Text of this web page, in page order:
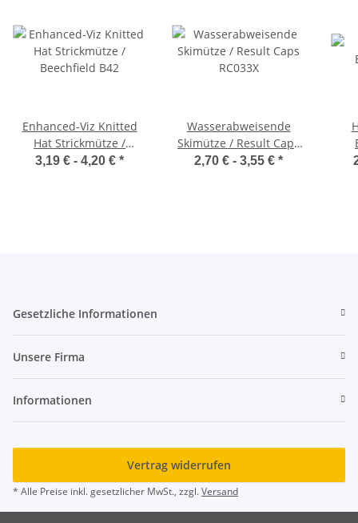
Enhanced-Viz Knitted
Hat Strickmütze /
Beechfield B42
3,19 € - 4,20 € *
Wasserabweisende
Skimütze / Result Caps
RC033X
2,70 € - 3,55 € *
Gesetzliche Informationen
Unsere Firma
Informationen
Vertrag widerrufen
* Alle Preise inkl. gesetzlicher MwSt., zzgl.Versand